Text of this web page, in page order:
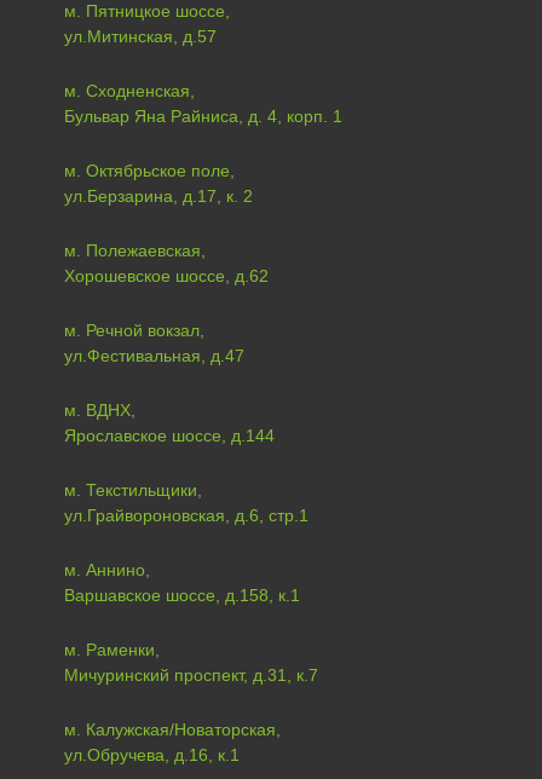
м. Пятницкое шоссе,
ул.Митинская, д.57
м. Сходненская,
Бульвар Яна Райниса, д. 4, корп. 1
м. Октябрьское поле,
ул.Берзарина, д.17, к. 2
м. Полежаевская,
Хорошевское шоссе, д.62
м. Речной вокзал,
ул.Фестивальная, д.47
м. ВДНХ,
Ярославское шоссе, д.144
м. Текстильщики,
ул.Грайвороновская, д.6, стр.1
м. Аннино,
Варшавское шоссе, д.158, к.1
м. Раменки,
Мичуринский проспект, д.31, к.7
м. Калужская/Новаторская,
ул.Обручева, д.16, к.1